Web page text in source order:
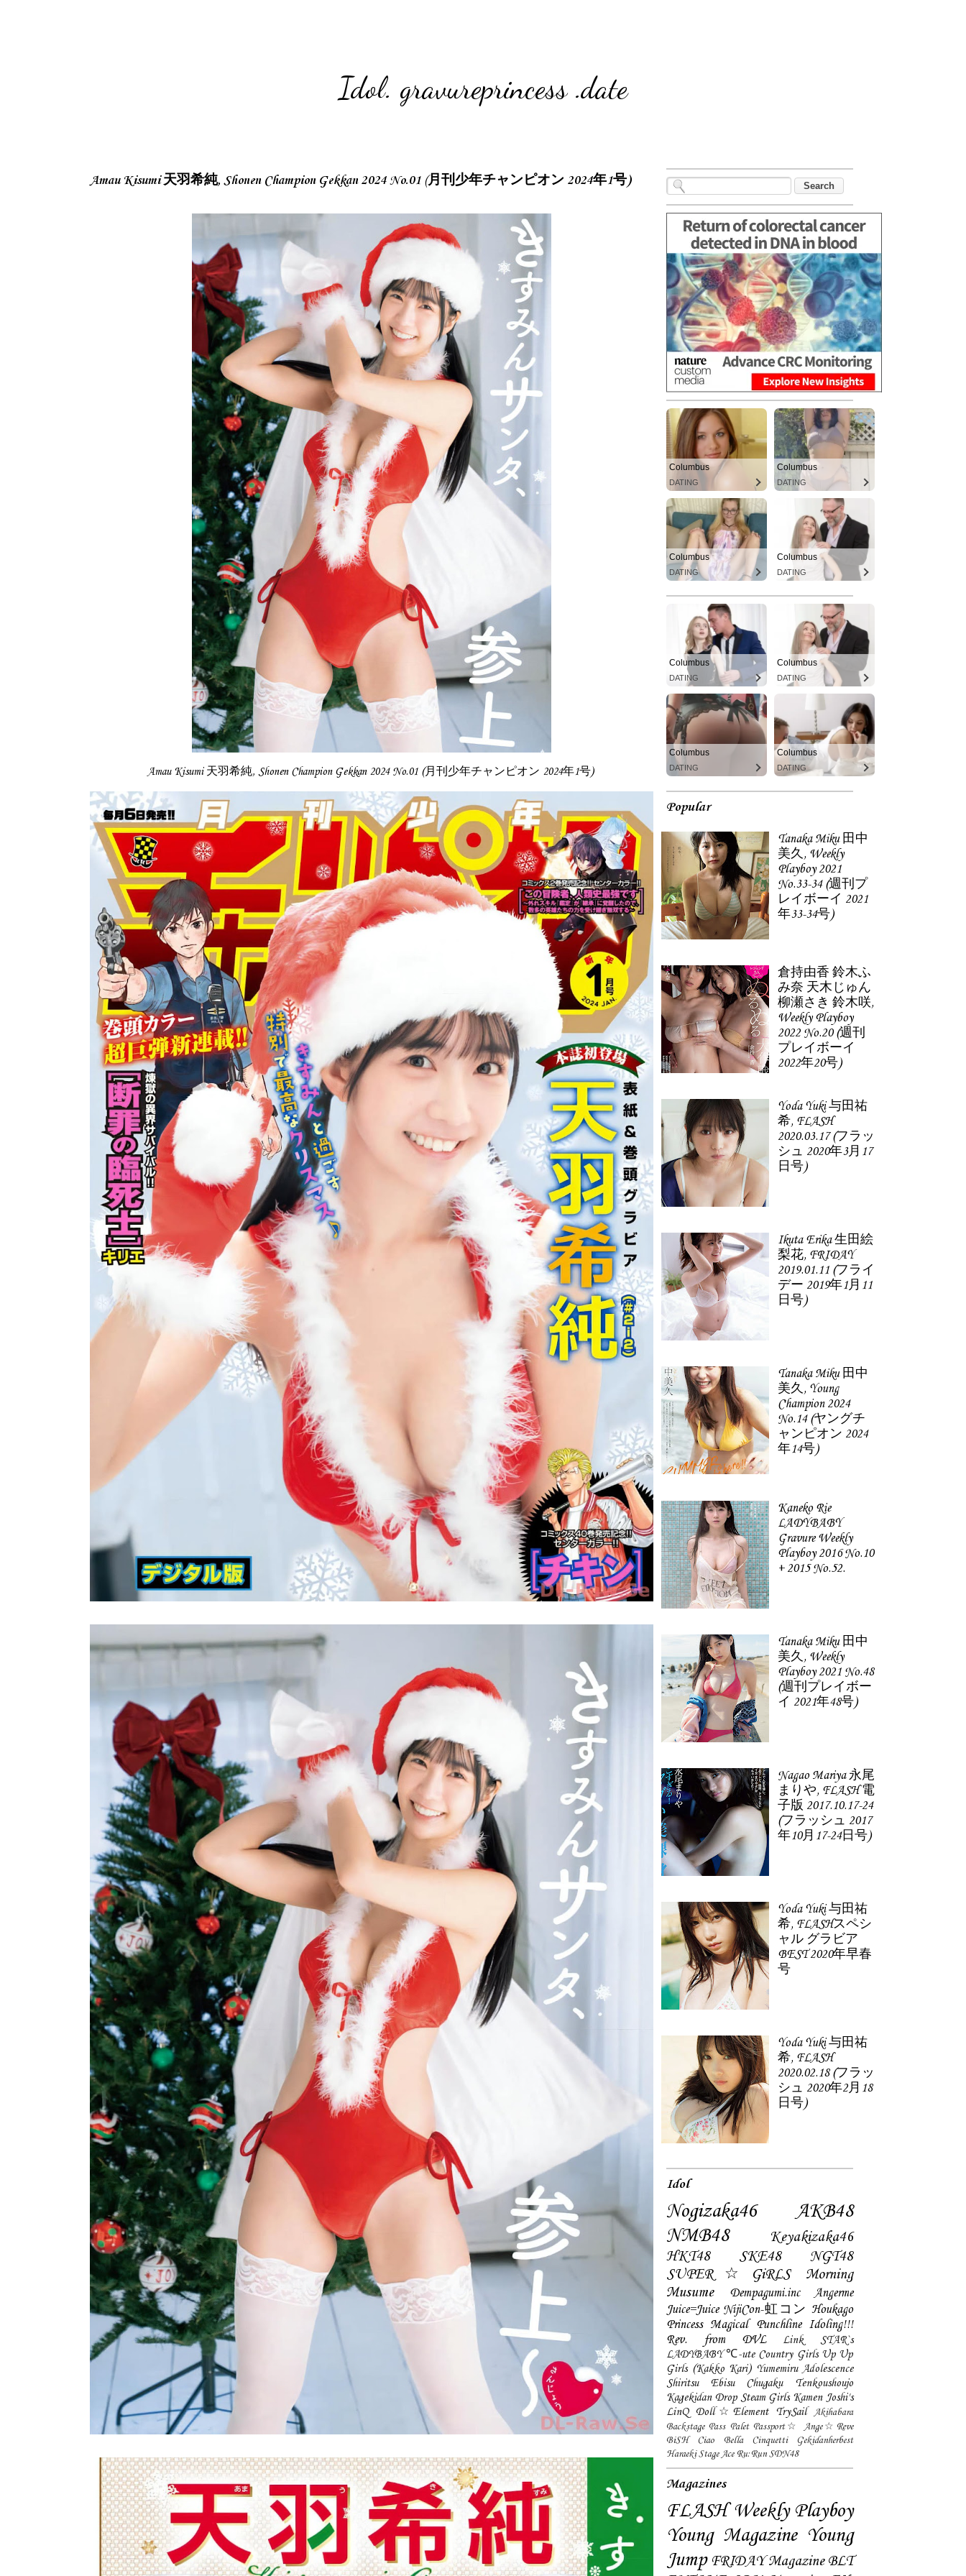
Idol. gravureprincess .date
Amau Kisumi 天羽希純, Shonen Champion Gekkan 2024 No.01 (月刊少年チャンピオン 2024年1号)
Amau Kisumi 天羽希純, Shonen Champion Gekkan 2024 No.01 (月刊少年チャンピオン 2024年1号)
Columbus
DATING
Columbus
DATING
Columbus
DATING
Columbus
DATING
Columbus
DATING
Columbus
DATING
Columbus
DATING
Columbus
DATING
Popular
Tanaka Miku 田中
美久, Weekly
Playboy 2021
No.33-34 (週刊プ
レイボーイ 2021
年33-34号)
倉持由香 鈴木ふ
み奈 天木じゅん
柳瀬さき 鈴木咲,
Weekly Playboy
2022 No.20 (週刊
プレイボーイ
2022年20号)
Yoda Yuki 与田祐
希, FLASH
2020.03.17 (フラッ
シュ 2020年3月17
日号)
Ikuta Erika 生田絵
梨花, FRIDAY
2019.01.11 (フライ
デー 2019年1月11
日号)
Tanaka Miku 田中
美久, Young
Champion 2024
No.14 (ヤングチ
ャンピオン 2024
年14号)
Kaneko Rie
LADYBABY
Gravure Weekly
Playboy 2016 No.10
+ 2015 No.52.
Tanaka Miku 田中
美久, Weekly
Playboy 2021 No.48
(週刊プレイボー
イ 2021年48号)
Nagao Mariya 永尾
まりや, FLASH 電
子版 2017.10.17-24
(フラッシュ 2017
年10月17-24日号)
Yoda Yuki 与田祐
希, FLASHスペシ
ャル グラビア
BEST 2020年早春
号
Yoda Yuki 与田祐
希, FLASH
2020.02.18 (フラッ
シュ 2020年2月18
日号)
Idol
Nogizaka46
AKB48
NMB48
Keyakizaka46
HKT48
SKE48
NGT48
SUPER☆GiRLS
Morning
Musume
Dempagumi.inc
Angerme
Juice=Juice NijiCon-虹コン Houkago
Princess Magical Punchline Idoling!!!
Rev. from DVL
Link STAR`s
LADYBABY ℃-ute Country Girls Up Up
Girls (Kakko Kari) Yumemiru Adolescence
Shiritsu Ebisu Chugaku
Tenkoushoujo
Kagekidan Drop Steam Girls Kamen Joshi's
LinQ Doll☆Element TrySail
Akihabara
Backstage Pass Palet Passport☆
Ange☆Reve
BiSH
Ciao Bella Cinquetti
Gekidanherbest
Haraeki Stage Ace Ru:Run SDN48
Magazines
FLASH Weekly Playboy
Young Magazine Young
Jump FRIDAY Magazine BLT